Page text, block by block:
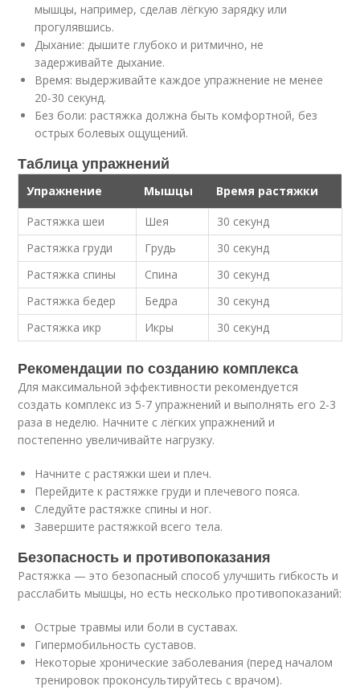
мышцы, например, сделав лёгкую зарядку или
прогулявшись.
Дыхание: дышите глубоко и ритмично, не
задерживайте дыхание.
Время: выдерживайте каждое упражнение не менее
20-30 секунд.
Без боли: растяжка должна быть комфортной, без
острых болевых ощущений.
Таблица упражнений
Упражнение Мышцы
Время растяжки
Растяжка шеи
Шея
30 секунд
Растяжка груди
Грудь
30 секунд
Растяжка спины
Спина
30 секунд
Растяжка бедер
Бедра
30 секунд
Растяжка икр
Икры 30 секунд
Рекомендации по созданию комплекса
Для максимальной эффективности рекомендуется
создать комплекс из 5-7 упражнений и выполнять его 2-3
раза в неделю. Начните с лёгких упражнений и
постепенно увеличивайте нагрузку.
Начните с растяжки шеи и плеч.
Перейдите к растяжке груди и плечевого пояса.
Следуйте растяжке спины и ног.
Завершите растяжкой всего тела.
Безопасность и противопоказания
Растяжка — это безопасный способ улучшить гибкость и
расслабить мышцы, но есть несколько противопоказаний:
Острые травмы или боли в суставах.
Гипермобильность суставов.
Некоторые хронические заболевания (перед началом
тренировок проконсультируйтесь с врачом).